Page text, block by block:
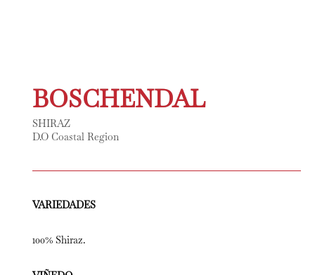
BOSCHENDAL
SHIRAZ
D.O Coastal Region
VARIEDADES
100% Shiraz.